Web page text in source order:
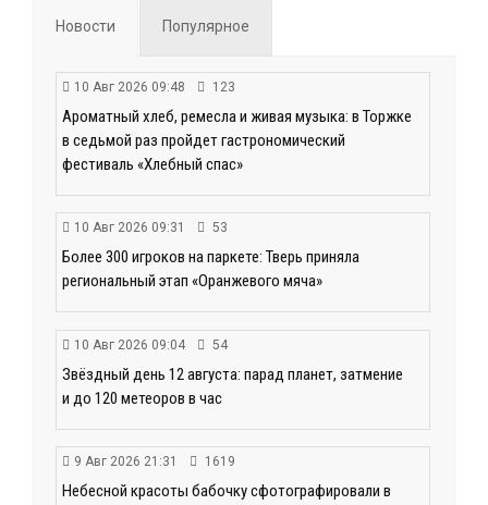
Новости Популярное
10 Авг 2026 09:48 123
Ароматный хлеб, ремесла и живая музыка: в Торжке
в седьмой раз пройдет гастрономический
фестиваль «Хлебный спас»
10 Авг 2026 09:31 53
Более 300 игроков на паркете: Тверь приняла
региональный этап «Оранжевого мяча»
10 Авг 2026 09:04 54
Звёздный день 12 августа: парад планет, затмение
и до 120 метеоров в час
9 Авг 2026 21:31 1619
Небесной красоты бабочку сфотографировали в